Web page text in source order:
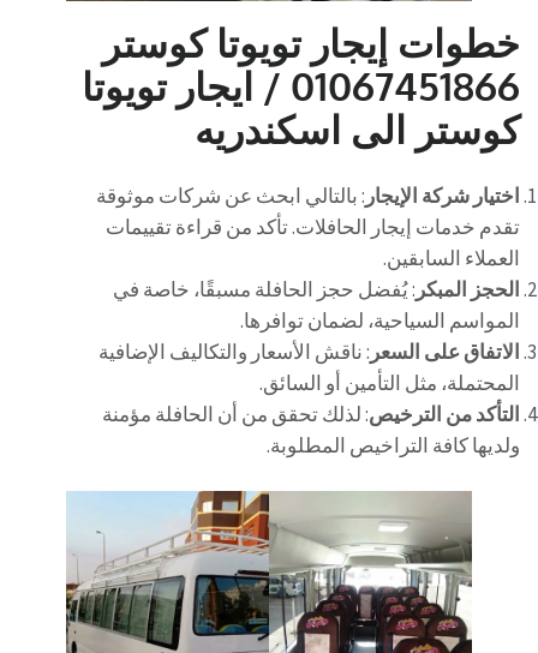
خطوات إيجار تويوتا كوستر
01067451866 / ايجار تويوتا
كوستر الى اسكندريه
اختيار شركة الإيجار : بالتالي ابحث عن شركات موثوقة
تقدم خدمات إيجار الحافلات. تأكد من قراءة تقييمات
العملاء السابقين.
الحجز المبكر : يُفضل حجز الحافلة مسبقًا، خاصة في
المواسم السياحية، لضمان توافرها.
الاتفاق على السعر : ناقش الأسعار والتكاليف الإضافية
المحتملة، مثل التأمين أو السائق.
التأكد من الترخيص: لذلك تحقق من أن الحافلة مؤمنة
ولديها كافة التراخيص المطلوبة.